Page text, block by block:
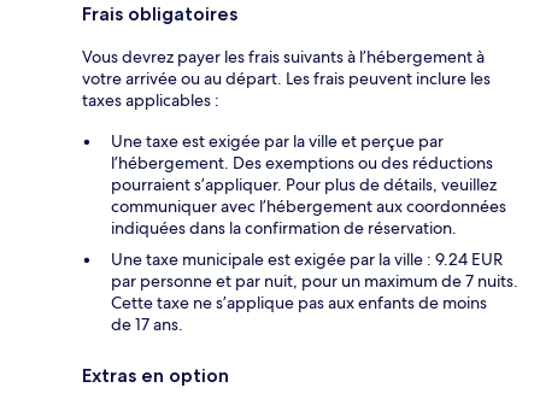
Frais obligatoires
Vous devrez payer les frais suivants à l’hébergement à
votre arrivée ou au départ. Les frais peuvent inclure les
taxes applicables :
Une taxe est exigée par la ville et perçue par
l’hébergement. Des exemptions ou des réductions
pourraient s’appliquer. Pour plus de détails, veuillez
communiquer avec l’hébergement aux coordonnées
indiquées dans la confirmation de réservation.
Une taxe municipale est exigée par la ville : 9.24 EUR
par personne et par nuit, pour un maximum de 7 nuits.
Cette taxe ne s’applique pas aux enfants de moins
de 17 ans.
Extras en option